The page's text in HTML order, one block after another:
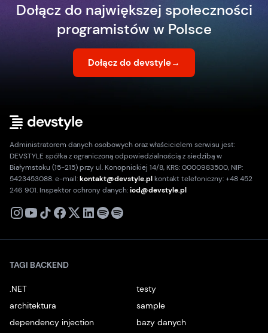
Dołącz do największej społeczności
programistów w Polsce
Dołącz do devstyle→
Administratorem danych osobowych oraz właścicielem serwisu jest:
DEVSTYLE spółka z ograniczoną odpowiedzialnością z siedzibą w
Białymstoku (15-215) przy ul. Konopnickiej 14/8, KRS: 0000983500, NIP:
5423453088. e-mail:kontakt@devstyle.plkontakt telefoniczny: +48 452
246 901. Inspektor ochrony danych:iod@devstyle.pl
X
TAGI BACKEND
.NET
testy
architektura
sample
dependency injection
bazy danych